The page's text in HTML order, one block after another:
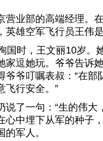
业部的高端经理。
英雄空军飞行员王伟
时，王文丽10岁。
家逗她玩。爷爷告诉
爷爷叮嘱表叔：“在部
飞行安全。”
了一句：“生的伟大
心中埋下从军的种子
军人。